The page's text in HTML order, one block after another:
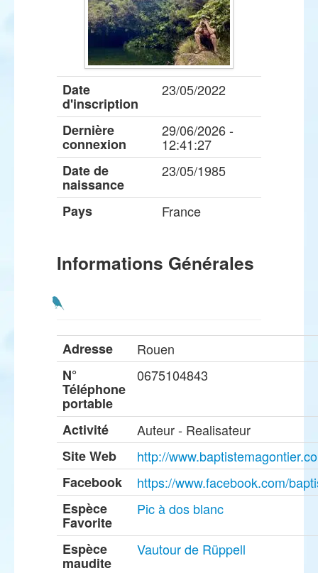
Date
d'inscription
23/05/2022
Dernière
connexion
29/06/2026 -
12:41:27
Date de
naissance
23/05/1985
Pays France
Informations Générales
Adresse
Rouen
N°
Téléphone
portable
0675104843
Activité
Auteur - Realisateur
Site Web
http://
Facebook
https://www.facebook.com/
Espèce
Favorite
Pic à dos blanc
Espèce
maudite
Vautour de Rüppell